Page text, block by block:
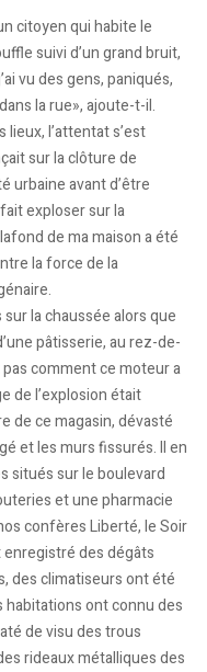
citoyen qui habite le
suivi d’un grand bruit,
vu des gens, paniqués,
la rue», ajoute-t-il.
l’attentat s’est
sur la clôture de
urbaine avant d’être
exploser sur la
de ma maison a été
la force de la
la chaussée alors que
pâtisserie, au rez-de-
comment ce moteur a
de l’explosion était
de ce magasin, dévasté
et les murs fissurés. Il en
situés sur le boulevard
et une pharmacie
confères Liberté, le Soir
enregistré des dégâts
des climatiseurs ont été
habitations ont connu des
de visu des trous
rideaux métalliques des